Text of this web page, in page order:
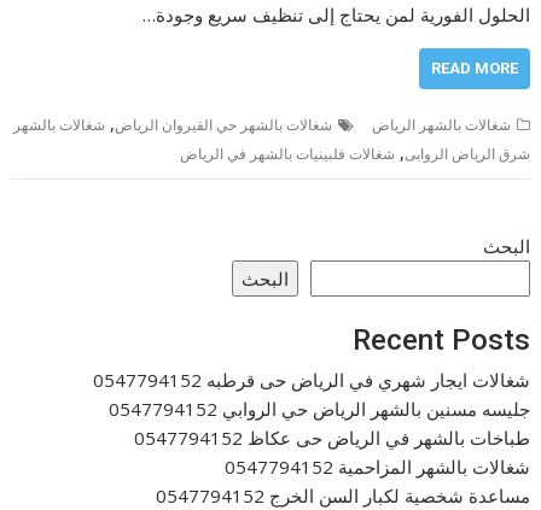
الحلول الفورية لمن يحتاج إلى تنظيف سريع وجودة…
READ MORE
شغالات بالشهر الرياض شغالات بالشهر حي القيروان الرياض, شغالات بالشهر
شرق الرياض الروابى, شغالات فلبينيات بالشهر في الرياض
البحث
البحث
Recent Posts
شغالات ايجار شهري في الرياض حى قرطبه 0547794152
جليسه مسنين بالشهر الرياض حي الروابي 0547794152
طباخات بالشهر في الرياض حى عكاظ 0547794152
شغالات بالشهر المزاحمية 0547794152
مساعدة شخصية لكبار السن الخرج 0547794152